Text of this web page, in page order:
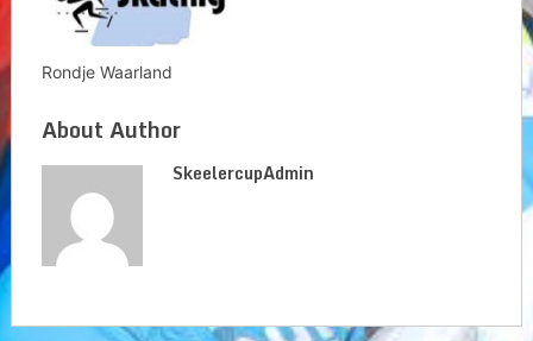
Rondje Waarland
About Author
SkeelercupAdmin